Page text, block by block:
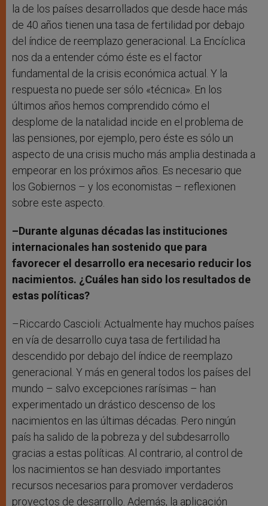
la de los países desarrollados que desde hace más
de 40 años tienen una tasa de fertilidad por debajo
del índice de reemplazo generacional. La Encíclica
nos da a entender cómo éste es el factor
fundamental de la crisis económica actual. Y la
respuesta no puede ser sólo «técnica». En los
últimos años hemos comprendido cómo el
desplome de la natalidad incide en el problema de
las pensiones, por ejemplo, pero éste es sólo un
aspecto de una crisis mucho más amplia destinada a
empeorar en los próximos años. Es necesario que
los Gobiernos – y los economistas – reflexionen
sobre este aspecto.
–Durante algunas décadas las instituciones
internacionales han sostenido que para
favorecer el desarrollo era necesario reducir los
nacimientos. ¿Cuáles han sido los resultados de
estas políticas?
–Riccardo Cascioli: Actualmente hay muchos países
en vía de desarrollo cuya tasa de fertilidad ha
descendido por debajo del índice de reemplazo
generacional. Y más en general todos los países del
mundo – salvo excepciones rarísimas – han
experimentado un drástico descenso de los
nacimientos en las últimas décadas. Pero ningún
país ha salido de la pobreza y del subdesarrollo
gracias a estas políticas. Al contrario, al control de
los nacimientos se han desviado importantes
recursos necesarios para promover verdaderos
proyectos de desarrollo. Además, la aplicación